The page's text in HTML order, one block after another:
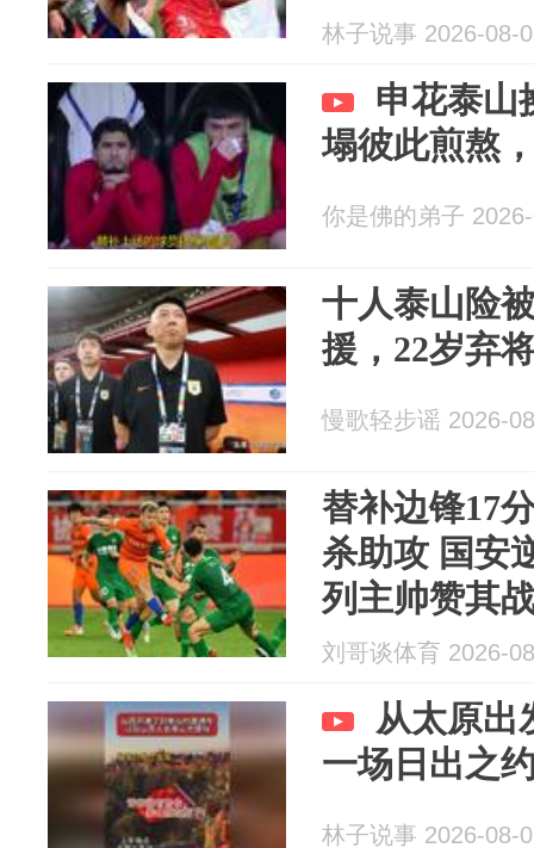
林子说事 2026-08-
申花泰山
塌彼此煎熬
你是佛的弟子
十人泰山险
援，22岁弃
慢歌轻步谣 2026-
替补边锋17
杀助攻 国安
列主帅赞其
刘哥谈体育 2026-
从太原出
一场日出之
林子说事 2026-08-